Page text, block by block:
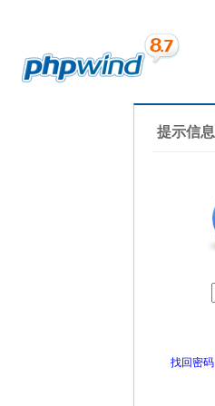
提示信息
找回密码